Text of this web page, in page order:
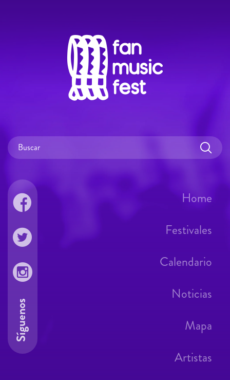
Home
Festivales
Calendario
Noticias
Mapa
Artistas
Síguenos